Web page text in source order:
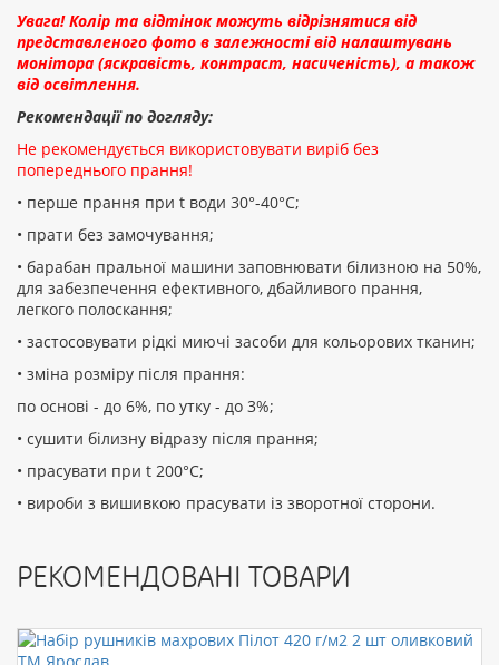
Увага! Колір та відтінок можуть відрізнятися від
представленого фото в залежності від налаштувань
монітора (яскравість, контраст, насиченість), а також
від освітлення.
Рекомендації по догляду:
Не рекомендується використовувати виріб без
попереднього прання!
• перше прання при t води 30°-40°C;
• прати без замочування;
• барабан пральної машини заповнювати білизною на 50%,
для забезпечення ефективного, дбайливого прання,
легкого полоскання;
• застосовувати рідкі миючі засоби для кольорових тканин;
• зміна розміру після прання:
по основі - до 6%, по утку - до 3%;
• сушити білизну відразу після прання;
• прасувати при t 200°С;
• вироби з вишивкою прасувати із зворотної сторони.
РЕКОМЕНДОВАНІ ТОВАРИ